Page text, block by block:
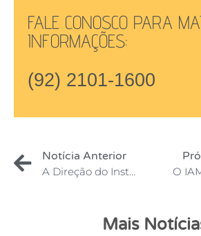
FALE CONOSCO PARA
INFORMAÇÕES:
(92) 2101-1600
Notícia Anterior
A Direção do Instituto Amazônico de Ensino Superior IAMES realizou visita institucional na empresa Masa Molds & Plastics
Mais